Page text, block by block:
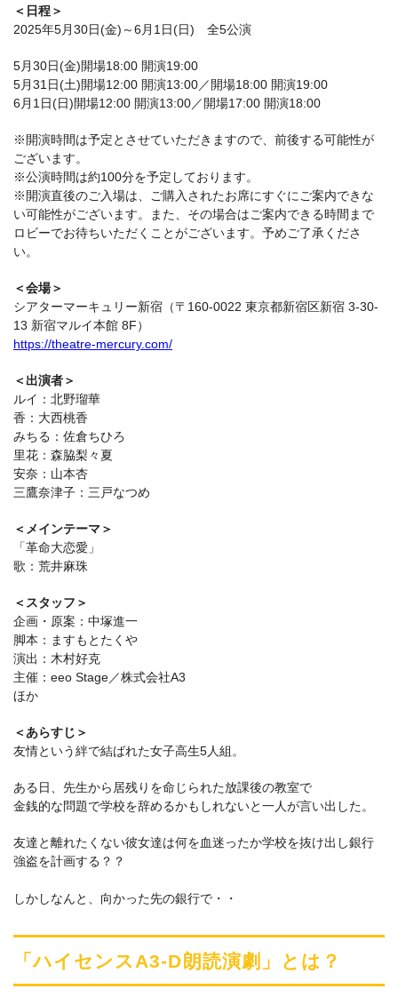
＜日程＞
2025年5月30日(金)～6月1日(日) 全5公演
5月30日(金)開場18:00 開演19:00
5月31日(土)開場12:00 開演13:00／開場18:00 開演19:00
6月1日(日)開場12:00 開演13:00／開場17:00 開演18:00
※開演時間は予定とさせていただきますので、前後する可能性が
ございます。
※公演時間は約100分を予定しております。
※開演直後のご入場は、ご購入されたお席にすぐにご案内できな
い可能性がございます。また、その場合はご案内できる時間まで
ロビーでお待ちいただくことがございます。予めご了承くださ
い。
＜会場＞
シアターマーキュリー新宿（〒160-0022 東京都新宿区新宿 3-30-
13 新宿マルイ本館 8F）
https://theatre-mercury.com/
＜出演者＞
ルイ：北野瑠華
香：大西桃香
みちる：佐倉ちひろ
里花：森脇梨々夏
安奈：山本杏
三鷹奈津子：三戸なつめ
＜メインテーマ＞
「革命大恋愛」
歌：荒井麻珠
＜スタッフ＞
企画・原案：中塚進一
脚本：ますもとたくや
演出：木村好克
主催：eeo Stage／株式会社A3
ほか
＜あらすじ＞
友情という絆で結ばれた女子高生5人組。
ある日、先生から居残りを命じられた放課後の教室で
金銭的な問題で学校を辞めるかもしれないと一人が言い出した。
友達と離れたくない彼女達は何を血迷ったか学校を抜け出し銀行
強盗を計画する？？
しかしなんと、向かった先の銀行で・・
「ハイセンスA3-D朗読演劇」とは？